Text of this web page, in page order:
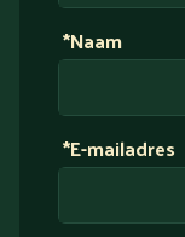
*Naam
*E-mailadres